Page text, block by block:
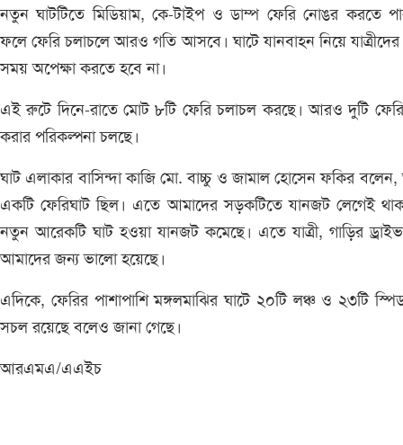
নতুন ঘাটটিতে মিডিয়াম, কে-টাইপ ও ডাম্প ফেরি নোঙর করতে
ফলে ফেরি চলাচলে আরও গতি আসবে। ঘাটে যানবাহন নিয়ে যাত্রীদের
সময় অপেক্ষা করতে হবে না।
এই রুটে দিনে-রাতে মোট ৮টি ফেরি চলাচল করছে। আরও দুটি
করার পরিকল্পনা চলছে।
ঘাট এলাকার বাসিন্দা কাজি মো. বাচ্চু ও জামাল হোসেন ফকির
একটি ফেরিঘাট ছিল। এতে আমাদের সড়কটিতে যানজট লেগেই
নতুন আরেকটি ঘাট হওয়া যানজট কমেছে। এতে যাত্রী, গাড়ির
আমাদের জন্য ভালো হয়েছে।
এদিকে, ফেরির পাশাপাশি মঙ্গলমাঝির ঘাটে ২০টি লঞ্চ ও ২৩টি
সচল রয়েছে বলেও জানা গেছে।
আরএমএ/এএইচ